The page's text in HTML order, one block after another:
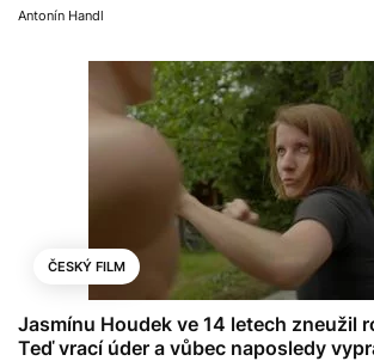
Antonín Handl
ČESKÝ FILM
Jasmínu Houdek ve 14 letech zneužil
Teď vrací úder a vůbec naposledy